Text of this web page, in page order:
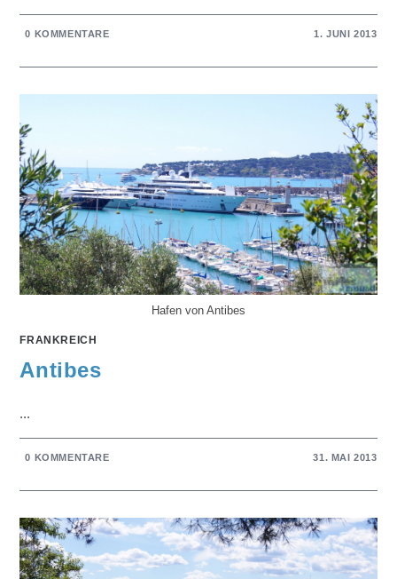
0 KOMMENTARE 1. JUNI 2013
Hafen von Antibes
FRANKREICH
Antibes
...
0 KOMMENTARE 31. MAI 2013